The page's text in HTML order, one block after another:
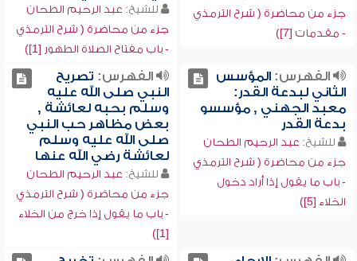
جزء من محاضرة ( شرح الترمذي
- مقدمات [7])
للشيخ: عبد الرحيم الطحان
جزء من محاضرة ( شرح الترمذي
- باب مفتاح الصلاة الطهور [1])
الفهرس:المؤسس
الثاني لبدعة القدر:
معبد الجهني , مؤسسو
بدعة القدر
للشيخ: عبد الرحيم الطحان
جزء من محاضرة ( شرح الترمذي
- باب ما يقول إذا أراد دخول
الخلاء [5])
الفهرس: تصريح
النبي صلى الله عليه
وسلم بحبه لعائشة ,
بعض مظاهر حب النبي
صلى الله عليه وسلم
لعائشة رضي الله عنها
للشيخ: عبد الرحيم الطحان
جزء من محاضرة ( شرح الترمذي
- باب ما يقول إذا خرج من الخلاء
[1])